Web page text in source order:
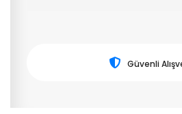
Güvenli